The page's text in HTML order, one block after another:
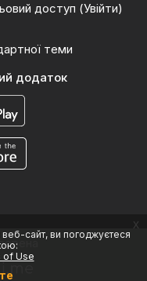
сайт, ви погоджуєтеся
of Use
x
доступ (Увійти)
теми
додаток